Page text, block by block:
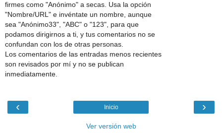
firmes como "Anónimo" a secas. Usa la opción
"Nombre/URL" e invéntate un nombre, aunque
sea "Anónimo33", "ABC" o "123", para que
podamos dirigirnos a ti, y tus comentarios no se
confundan con los de otras personas.
Los comentarios de las entradas menos recientes
son revisados por mí y no se publican
inmediatamente.
‹ ›
Inicio
Ver versión web